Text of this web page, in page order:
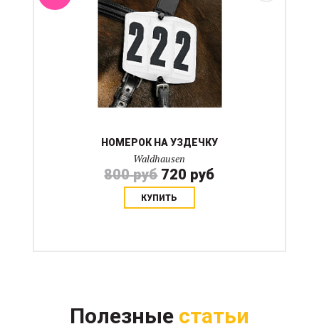
НОМЕРОК НА УЗДЕЧКУ
Waldhausen
800 руб 720 руб
КУПИТЬ
Полезные статьи